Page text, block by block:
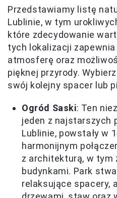
Przedstawiamy listę
Lublinie, w tym
które zdecydowanie
tych lokalizacji
atmosferę oraz
pięknej przyrody.
swój kolejny spacer lub
Ogród Saski: Ten
jeden z najstarszych
Lublinie, powstały w
harmonijnym
z architekturą, w tym
budynkami. Park
relaksujące spacery,